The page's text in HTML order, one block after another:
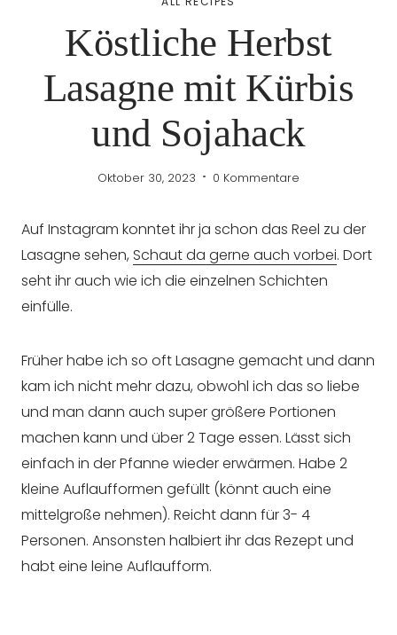
Köstliche Herbst
Lasagne mit Kürbis
und Sojahack
Oktober 30, 2023 0 Kommentare
Auf Instagram konntet ihr ja schon das Reel zu der
Lasagne sehen, Schaut da gerne auch vorbei. Dort
seht ihr auch wie ich die einzelnen Schichten
einfülle.
Früher habe ich so oft Lasagne gemacht und dann
kam ich nicht mehr dazu, obwohl ich das so liebe
und man dann auch super größere Portionen
machen kann und über 2 Tage essen. Lässt sich
einfach in der Pfanne wieder erwärmen. Habe 2
kleine Auflaufformen gefüllt (könnt auch eine
mittelgroße nehmen). Reicht dann für 3- 4
Personen. Ansonsten halbiert ihr das Rezept und
habt eine leine Auflaufform.